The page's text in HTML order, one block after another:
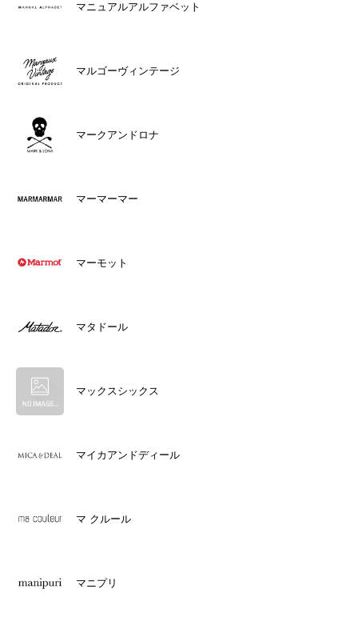
マニュアルアルファベット
マルゴーヴィンテージ
マークアンドロナ
マーマーマー
マーモット
マタドール
マックスシックス
マイカアンドディール
マ クルール
マニプリ